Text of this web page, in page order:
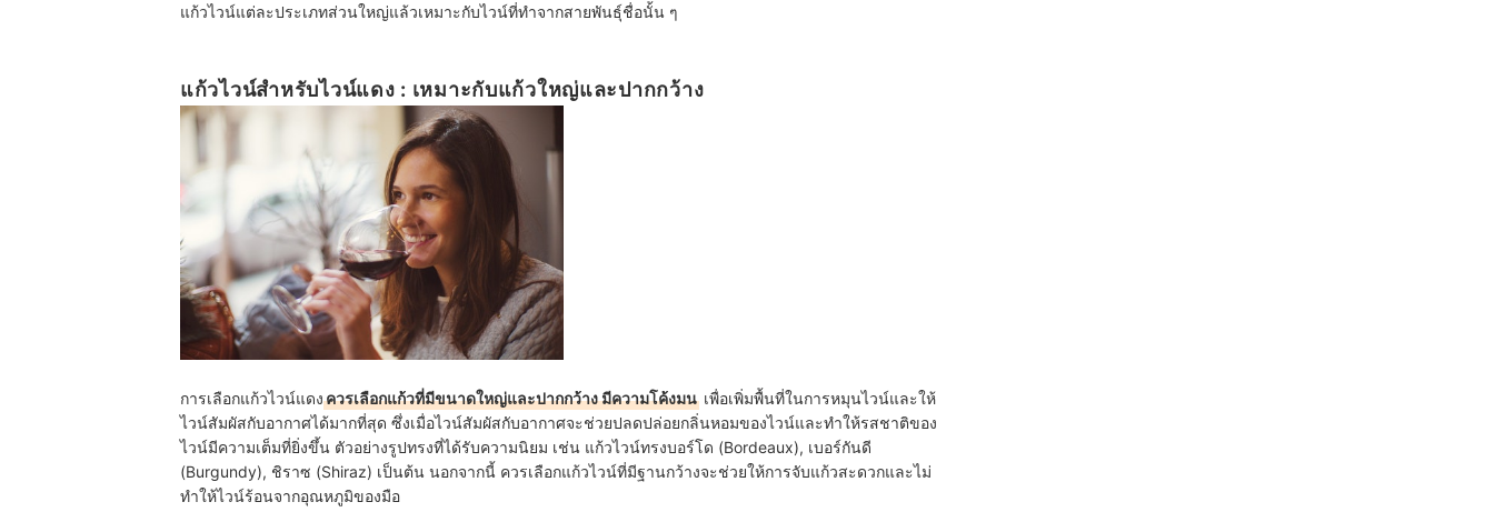
แก้วไวน์แต่ละประเภทส่วนใหญ่แล้วเหมาะกับไวน์ที่ทำจากสายพันธุ์ชื่อนั้น ๆ
แก้วไวน์สำหรับไวน์แดง : เหมาะกับแก้วใหญ่และปากกว้าง
การเลือกแก้วไวน์แดงควรเลือกแก้วที่มีขนาดใหญ่และปากกว้าง มีความโค้งมน เพื่อเพิ่มพื้นที่ในการหมุนไวน์และให้
ไวน์สัมผัสกับอากาศได้มากที่สุด ซึ่งเมื่อไวน์สัมผัสกับอากาศจะช่วยปลดปล่อยกลิ่นหอมของไวน์และทำให้รสชาติของ
ไวน์มีความเต็มที่ยิ่งขึ้น ตัวอย่างรูปทรงที่ได้รับความนิยม เช่น แก้วไวน์ทรงบอร์โด (Bordeaux), เบอร์กันดี
(Burgundy), ชิราซ (Shiraz) เป็นต้น นอกจากนี้ ควรเลือกแก้วไวน์ที่มีฐานกว้างจะช่วยให้การจับแก้วสะดวกและไม่
ทำให้ไวน์ร้อนจากอุณหภูมิของมือ